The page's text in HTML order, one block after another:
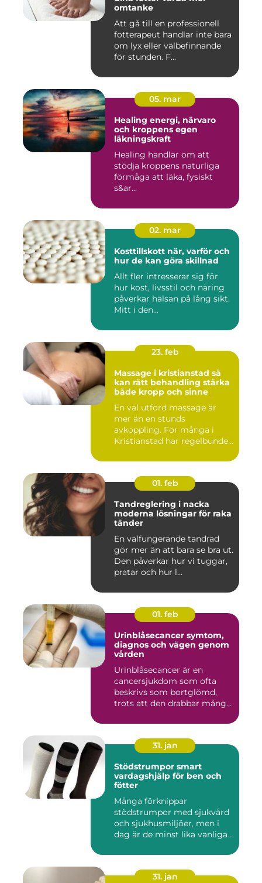
omtanke
Att gå till en professionell
fotterapeut handlar inte bara
om lyx eller välbefinnande
för stunden. F...
05. mar
Healing energi, närvaro
och kroppens egen
läkningskraft
Healing handlar om att
stödja kroppens naturliga
förmåga att läka, fysiskt
s&ar...
02. mar
Kosttillskott när, varför och
hur de kan göra skillnad
Allt fler intresserar sig för
hur kost, livsstil och näring
påverkar hälsan på lång sikt.
Mitt i den...
23. feb
Massage i kristianstad så
kan rätt behandling stärka
både kropp och sinne
En väl utförd massage är
mer än en stunds
avkoppling. För många i
Kristianstad har regelbunden
01. feb
Tandreglering i nacka
moderna lösningar för raka
tänder
En välfungerande tandrad
gör mer än att bara se bra ut.
Den påverkar hur vi tuggar,
pratar och hur l...
01. feb
Urinblåsecancer symtom,
diagnos och vägen genom
vården
Urinblåsecancer är en
cancersjukdom som ofta
beskrivs som bortglömd,
trots att den drabbar många
31. jan
Stödstrumpor smart
vardagshjälp för ben och
fötter
Många förknippar
stödstrumpor med sjukvård
och sjukhusmiljöer, men i
dag är de minst lika vanliga
31. jan